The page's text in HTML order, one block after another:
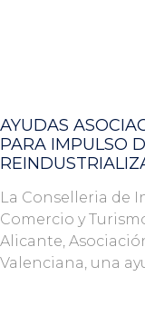
AYUDAS
PARA IMPULSO
La Conselleria de
Comercio y
Alicante,
Valenciana, una